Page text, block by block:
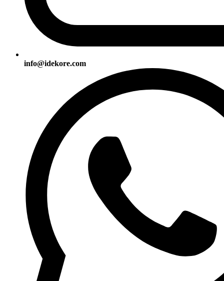
info@idekore.com